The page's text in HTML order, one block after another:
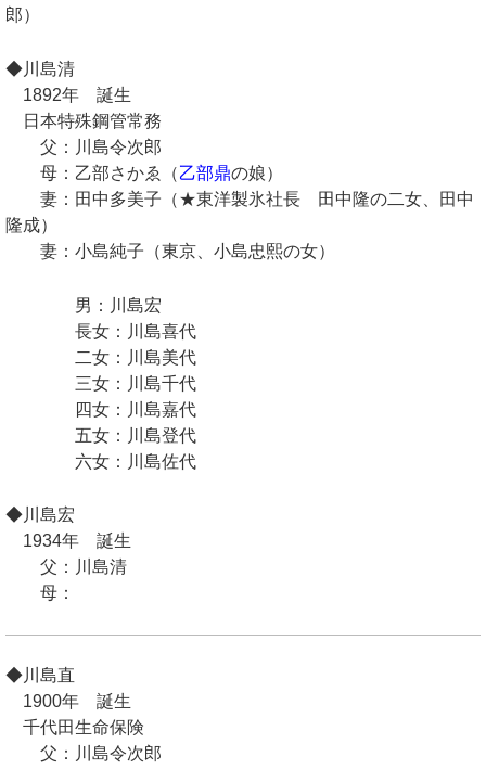
郎）
◆川島清
1892年 誕生
日本特殊鋼管常務
父：川島令次郎
母：乙部さかゑ（乙部鼎の娘）
妻：田中多美子（★東洋製氷社長 田中隆の二女、田中
隆成）
妻：小島純子（東京、小島忠熙の女）
男：川島宏
長女：川島喜代
二女：川島美代
三女：川島千代
四女：川島嘉代
五女：川島登代
六女：川島佐代
◆川島宏
1934年 誕生
父：川島清
母：
◆川島直
1900年 誕生
千代田生命保険
父：川島令次郎